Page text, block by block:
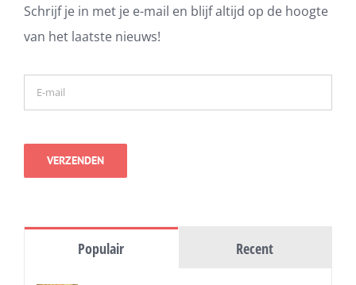
Schrijf je in met je e-mail en blijf altijd op de hoogte
van het laatste nieuws!
Populair Recent